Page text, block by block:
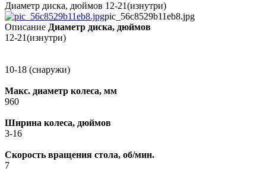
Диаметр диска, дюймов 12-21(изнутри)
pic_56c8529b11eb8.jpg
Описание Диаметр диска, дюймов
12-21(изнутри)
10-18 (снаружи)
Макс. диаметр колеса, мм
960
Ширина колеса, дюймов
3-16
Скорость вращения стола, об/мин.
7